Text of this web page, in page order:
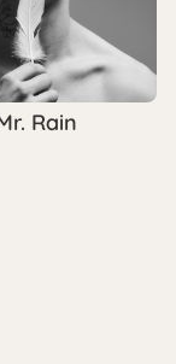
Rain